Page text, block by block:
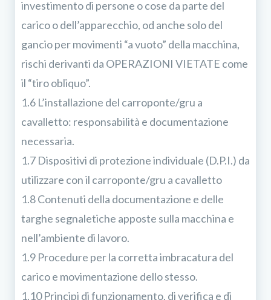
investimento di persone o cose da parte del
carico o dell’apparecchio, od anche solo del
gancio per movimenti “a vuoto” della macchina,
rischi derivanti da OPERAZIONI VIETATE come
il “tiro obliquo”.
1.6 L’installazione del carroponte/gru a
cavalletto: responsabilità e documentazione
necessaria.
1.7 Dispositivi di protezione individuale (D.P.I.) da
utilizzare con il carroponte/gru a cavalletto
1.8 Contenuti della documentazione e delle
targhe segnaletiche apposte sulla macchina e
nell’ambiente di lavoro.
1.9 Procedure per la corretta imbracatura del
carico e movimentazione dello stesso.
1.10 Principi di funzionamento, di verifica e di